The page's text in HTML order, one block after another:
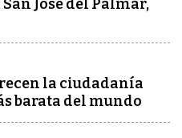
José del Palmar,
la ciudadanía
barata del mundo